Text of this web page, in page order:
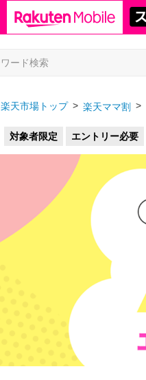
楽天市場トップ 楽天ママ割
対象者限定 エントリー必要